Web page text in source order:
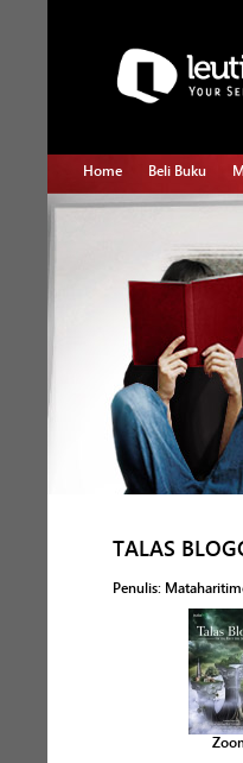
Home Beli Buku
TALAS
Penulis: